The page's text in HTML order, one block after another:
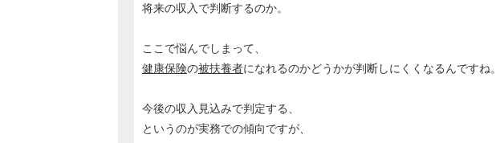
将来の収入で判断するのか。
ここで悩んでしまって、
健康保険の被扶養者になれるのかどうかが判断しにくくなるんですね。
今後の収入見込みで判定する、
というのが実務での傾向ですが、